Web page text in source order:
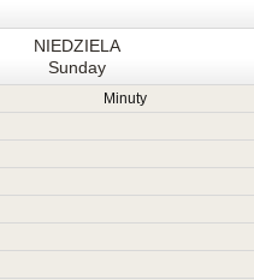
NIEDZIELA
Sunday
Minuty